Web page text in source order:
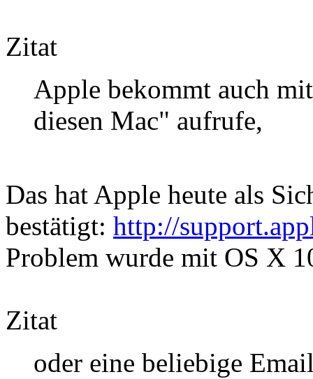
Zitat
Apple bekommt auch
diesen Mac" aufrufe,
Das hat Apple heute als
bestätigt: http://
Problem wurde mit OS X
Zitat
oder eine beliebige